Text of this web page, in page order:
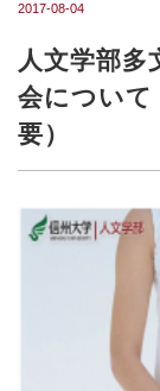
2017-08-04
人文学部多
会について
要）